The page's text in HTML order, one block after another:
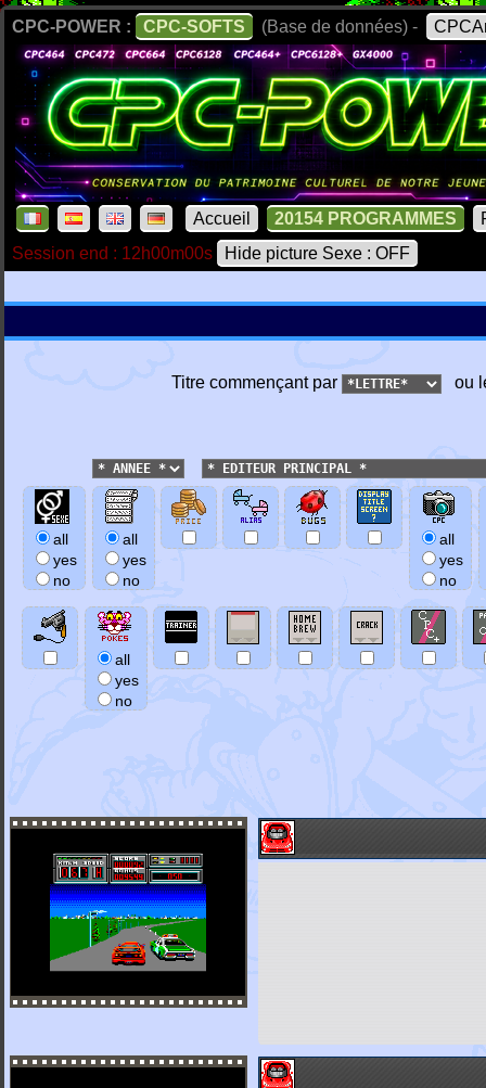
CPC-POWER : CPC-SOFTS (Base de données) -
Accueil 20154 PROGRAMMES
Session end : 12h00m00s
Hide picture Sexe : OFF
Titre commençant par ou
all
yes
no
all
yes
no
all
yes
no
all
yes
no